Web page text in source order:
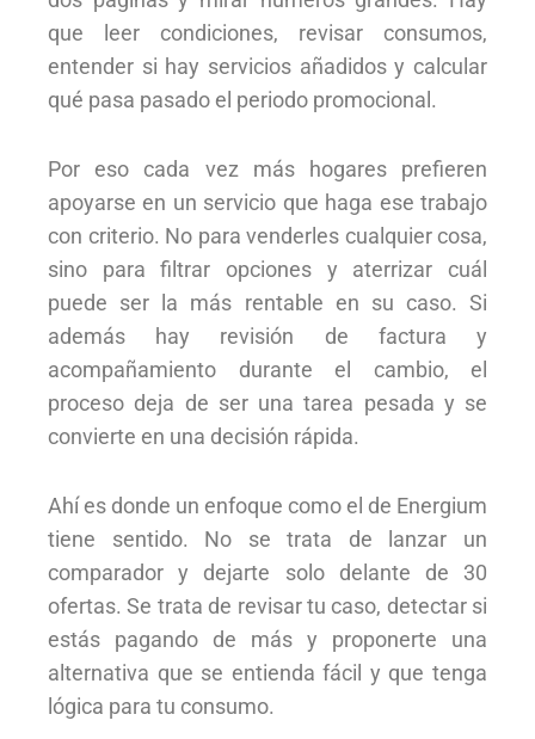
que leer condiciones, revisar consumos,
entender si hay servicios añadidos y calcular
qué pasa pasado el periodo promocional.
Por eso cada vez más hogares prefieren
apoyarse en un servicio que haga ese trabajo
con criterio. No para venderles cualquier cosa,
sino para filtrar opciones y aterrizar cuál
puede ser la más rentable en su caso. Si
además hay revisión de factura y
acompañamiento durante el cambio, el
proceso deja de ser una tarea pesada y se
convierte en una decisión rápida.
Ahí es donde un enfoque como el de Energium
tiene sentido. No se trata de lanzar un
comparador y dejarte solo delante de 30
ofertas. Se trata de revisar tu caso, detectar si
estás pagando de más y proponerte una
alternativa que se entienda fácil y que tenga
lógica para tu consumo.